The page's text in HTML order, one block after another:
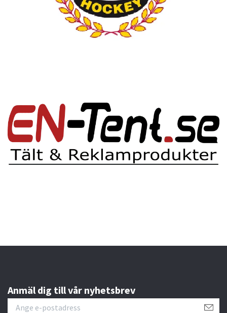
Anmäl dig till vår nyhetsbrev